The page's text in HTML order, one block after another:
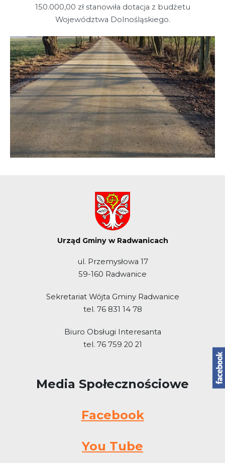
150.000,00 zł stanowiła dotacja z budżetu
Województwa Dolnośląskiego.
Urząd Gminy w Radwanicach
ul. Przemysłowa 17
59-160 Radwanice
Sekretariat Wójta Gminy Radwanice
tel. 76 831 14 78
Biuro Obsługi Interesanta
tel. 76 759 20 21
Media Społecznościowe
Facebook
You Tube